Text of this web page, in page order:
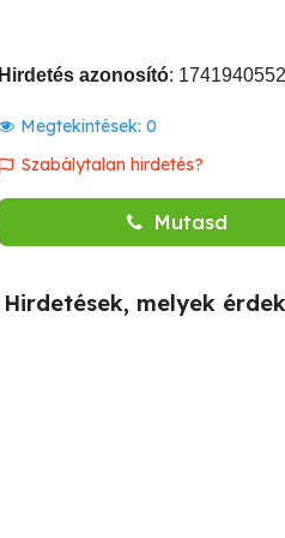
Hirdetés azonosító: 1741940552
Megtekintések: 0
Szabálytalan hirdetés?
Mutasd
Hirdetések, melyek